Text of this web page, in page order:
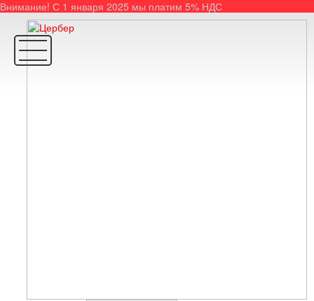
Внимание! С 1 января 2025 мы платим 5% НДС